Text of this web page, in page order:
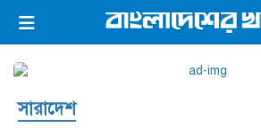
ভিডিও ই-পেপার লগইন ×
সারাদেশ